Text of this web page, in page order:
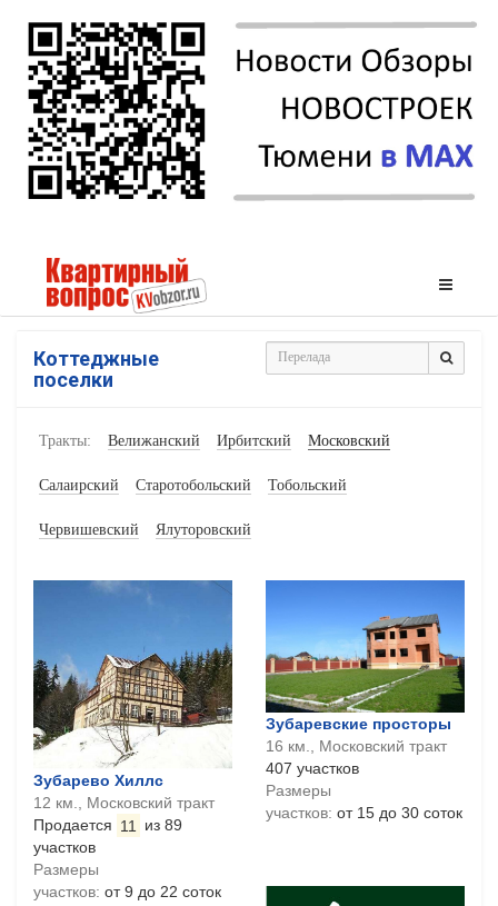
Коттеджные
поселки
Тракты: Велижанский Ирбитский Московский
Салаирский Старотобольский Тобольский
Червишевский Ялуторовский
Зубарево Хиллс
12 км., Московский тракт
Продается 11
из 89
участков
Размеры
участков: от 9 до 22 соток
Зубаревские просторы
16 км., Московский тракт
407 участков
Размеры
участков: от 15 до 30 соток